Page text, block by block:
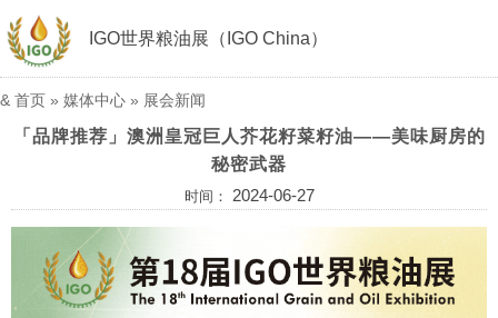
IGO世界粮油展（IGO China）
& 首页 » 媒体中心 » 展会新闻
「品牌推荐」澳洲皇冠巨人芥花籽菜籽油——美味厨房的
秘密武器
时间： 2024-06-27